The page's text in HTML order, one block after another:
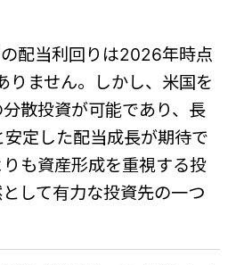
配当利回りは2026年時点
りません。しかし、米国を
散投資が可能であり、長
定した配当成長が期待で
も資産形成を重視する投
して有力な投資先の一つ